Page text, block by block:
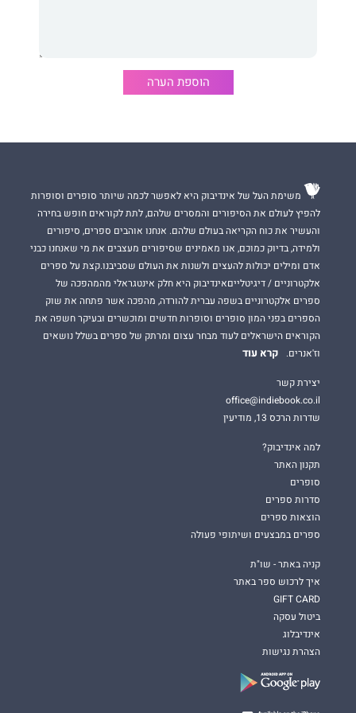
ההפך, הוא ואני שותפים בקליניקה, הוא הגן עליי מפני העולם כולו,
עד שתקרית אחת איימה לטרוף את החברות רבת השנים בינינו
“על חוט השערה” הוא רומן קצבי סוחף, החושף מחלה נדירה ואת
ההתמודדות איתה. הוא מסקרן, משעשע ומעביר מסר ברור על אהבה,
לא רק לאדם אַחר, אלא לעצמך.
זה ספר הביכורים שליוליה גולברייך. יוליה בת שלושים ושמונה
נשואה ואם לשני בנים, תמיד חלמה לכתוב את סיפורה של דריה
ולחשוף לעולם את המחלה הנדירה איתה היא עצמה מתמודדת מאז
נעוריה.
הוספת הערה
משימת העל של אינדיבוק היא לאפשר לכמה שיותר סופרים וסופרות
להפיץ לעולם את הסיפורים והמסרים שלהם, לתת לקוראים חופש בחירה
והעשיר את כוח הקריאה בעולם שלהם. אנחנו אוהבים ספרים, סיפורים
ולמידה, בדיוק כמוכם, אנו מאמינים שסיפורים מעצבים את מי שאנחנו כבני
אדם ומילים יכולות להעצים ולשנות את העולם שסביבנו.קצת על ספרים
אלקטרוניים / דיגיטלייםאינדיבוק היא חלק אינטגראלי מהמהפכה של
ספרים אלקטרוניים בשפה עברית להורדה, מהפכה אשר פתחה את שוק
הספרים בפני המון סופרים וסופרות חדשים ומוכשרים ובעיקר חשפה את
הקוראים הישראלים לעוד מבחר עצום ומרתק של ספרים בשלל נושאים
וז'אנרים.
קרא עוד
יצירת קשר
office@indiebook.co.il
שדרות הרכס 13, מודיעין
למה אינדיבוק?
תקנון האתר
סופרים
סדרות ספרים
הוצאות ספרים
ספרים במבצעים ושיתופי פעולה
קניה באתר - שו"ת
איך לרכוש ספר באתר
GIFT CARD
ביטול עסקה
אינדיבלוג
הצהרת נגישות